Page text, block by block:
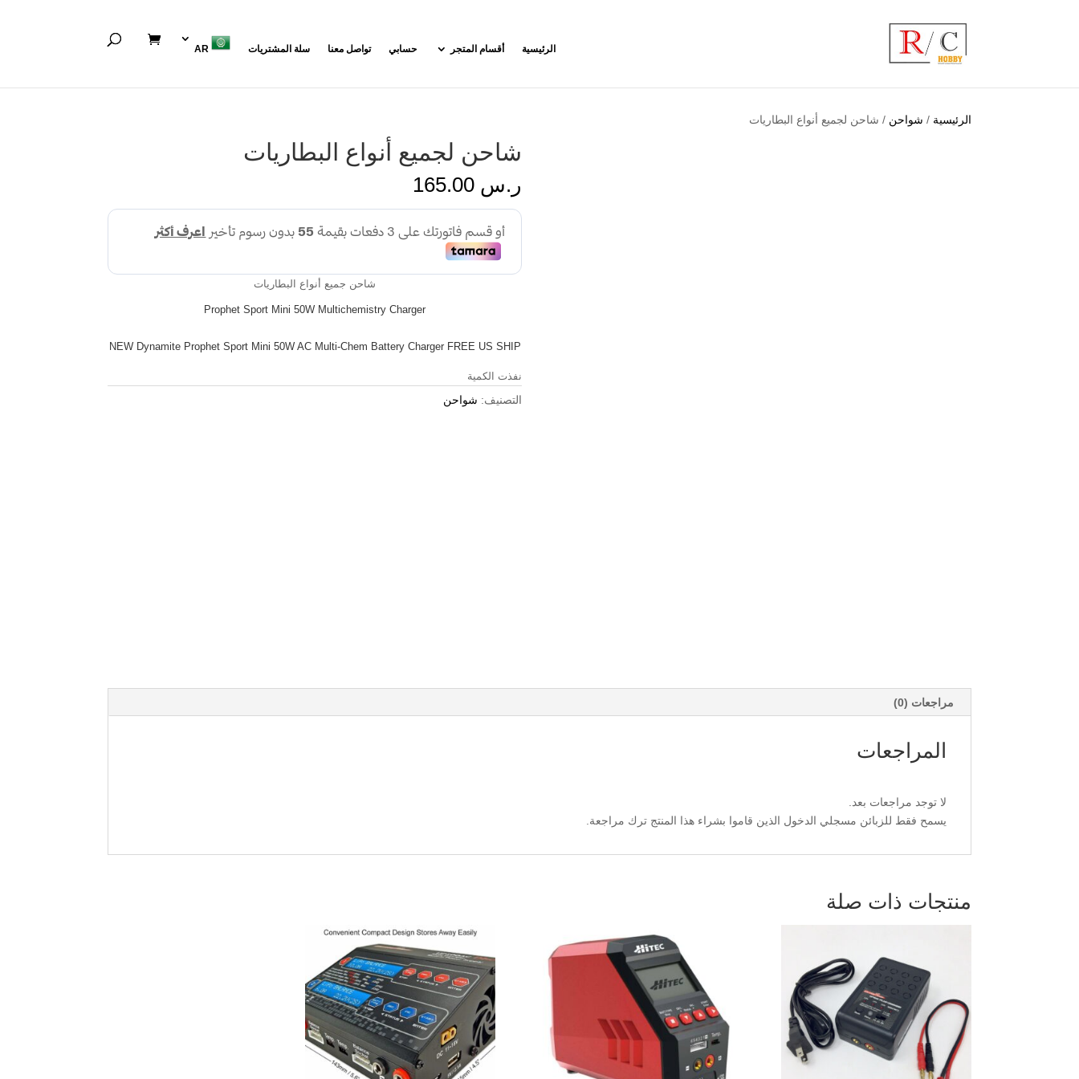
الرئيسية أقسام المتجر حسابي تواصل معنا سلة المشتريات AR
الرئيسية / شواحن / شاحن لجميع أنواع البطاريات
شاحن لجميع أنواع البطاريات
ر.س
شاحن جميع أنواع البطاريات
Prophet Sport Mini 50W Multichemistry Charger
NEW Dynamite Prophet Sport Mini 50W AC Multi-Chem Battery Charger FREE US SHIP
نفذت الكمية
التصنيف: شواحن
مراجعات (0)
المراجعات
لا توجد مراجعات بعد.
يسمح فقط للزبائن مسجلي الدخول الذين قاموا بشراء هذا المنتج ترك مراجعة.
منتجات ذات صلة